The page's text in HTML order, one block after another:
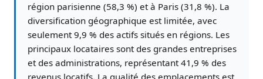
région parisienne (58,3 %) et à Paris (31,8 %). La
diversification géographique est limitée, avec
seulement 9,9 % des actifs situés en régions. Les
principaux locataires sont des grandes entreprises
et des administrations, représentant 41,9 % des